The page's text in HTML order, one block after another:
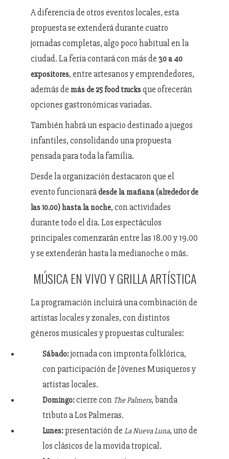
A diferencia de otros eventos locales, esta
propuesta se extenderá durante cuatro
jornadas completas, algo poco habitual en la
ciudad. La feria contará con más de 30 a 40
expositores, entre artesanos y emprendedores,
además de más de 25 food trucksque ofrecerán
opciones gastronómicas variadas.
También habrá un espacio destinado a juegos
infantiles, consolidando una propuesta
pensada para toda la familia.
Desde la organización destacaron que el
evento funcionarádesde la mañana (alrededor de
las 10.00) hasta la noche, con actividades
durante todo el día. Los espectáculos
principales comenzarán entre las 18.00 y 19.00
y se extenderán hasta la medianoche o más.
MÚSICA EN VIVO Y GRILLA ARTÍSTICA
La programación incluirá una combinación de
artistas locales y zonales, con distintos
géneros musicales y propuestas culturales:
Sábado:jornada con impronta folklórica,
con participación de Jóvenes Musiqueros y
artistas locales.
Domingo:cierre con The Palmers, banda
tributo a Los Palmeras.
Lunes:presentación de La Nueva Luna, uno de
los clásicos de la movida tropical.